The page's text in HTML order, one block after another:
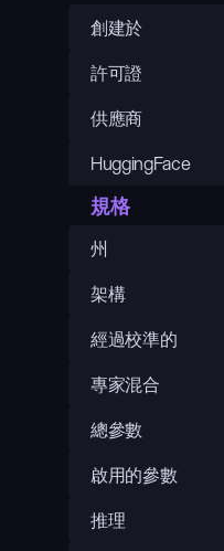
創建於
許可證
供應商
HuggingFace
規格
州
架構
經過校準的
專家混合
總參數
啟用的參數
推理